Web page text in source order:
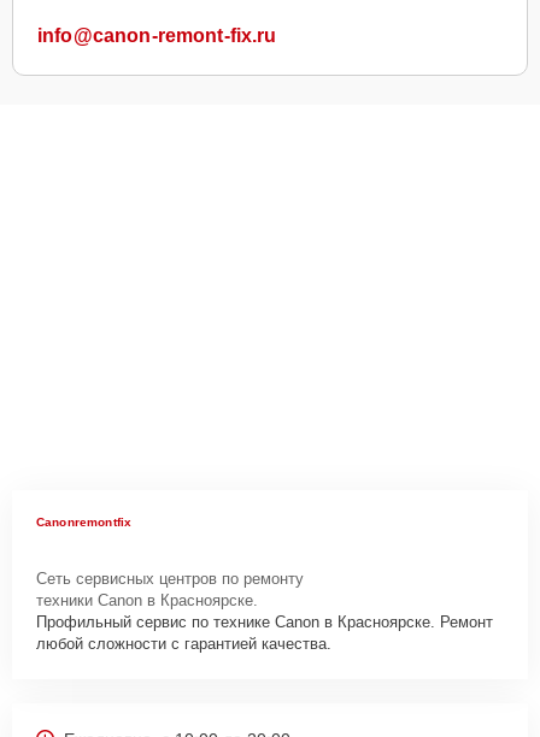
info@canon-remont-fix.ru
Canonremontfix
Сеть сервисных центров по ремонту
техники Canon в Красноярске.
Профильный сервис по технике Canon в Красноярске. Ремонт
любой сложности с гарантией качества.